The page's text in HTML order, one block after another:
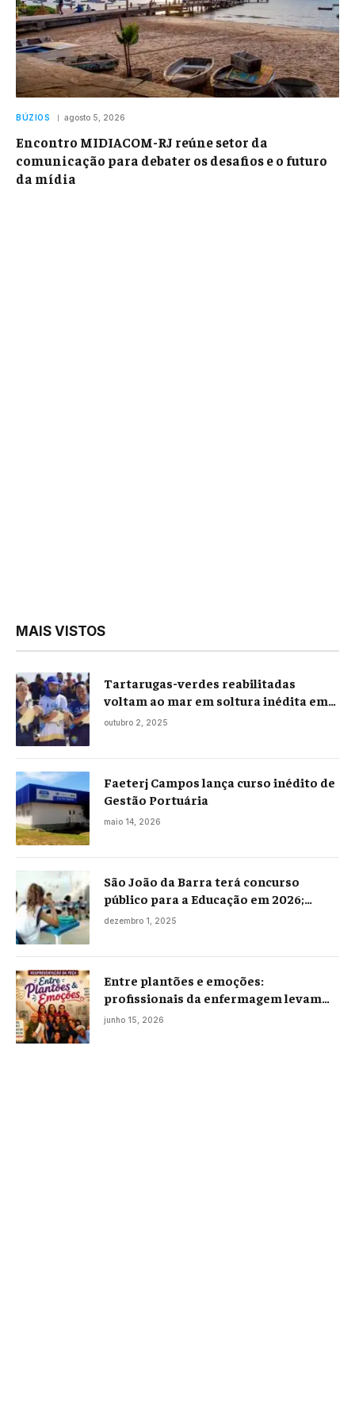
BÚZIOS agosto 5, 2026
Encontro MIDIACOM-RJ reúne setor da
comunicação para debater os desafios e o futuro
da mídia
MAIS VISTOS
Tartarugas-verdes reabilitadas
voltam ao mar em soltura inédita em
Praia Seca
outubro 2, 2025
Faeterj Campos lança curso inédito de
Gestão Portuária
maio 14, 2026
São João da Barra terá concurso
público para a Educação em 2026;
projeto já está na Câmara
dezembro 1, 2025
Entre plantões e emoções:
profissionais da enfermagem levam
histórias reais ao palco em Campos
junho 15, 2026